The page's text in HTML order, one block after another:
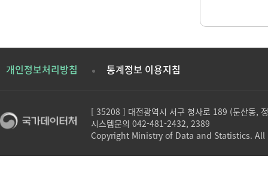
개인정보처리방침 통계정보 이용지침
[ 35208 ] 대전광역시 서구 청사로 189 (둔산동,
시스템문의 042-481-2432, 2389
Copyright Ministry of Data and Statistics.